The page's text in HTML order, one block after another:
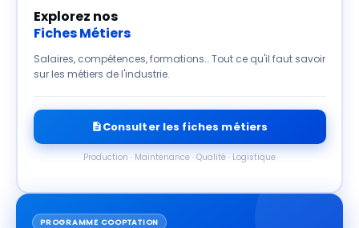
Explorez nos
Fiches Métiers
Salaires, compétences, formations… Tout ce qu'il faut savoir
sur les métiers de l'industrie.
Consulter les fiches métiers
Production · Maintenance · Qualité · Logistique
PROGRAMME COOPTATION